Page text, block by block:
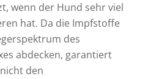
wenn der Hund sehr viel
hat. Da die Impfstoffe
des
abdecken, garantiert
den